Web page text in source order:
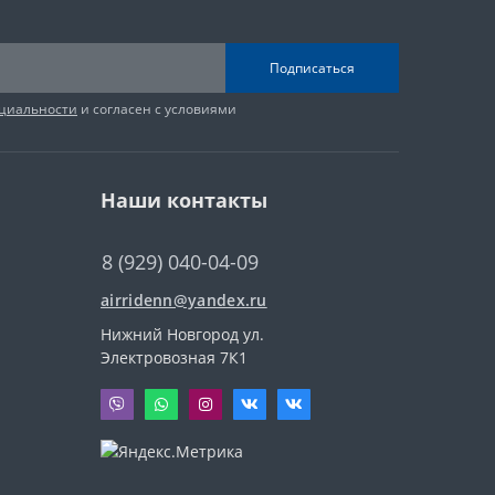
Подписаться
и согласен с условиями
Наши контакты
8 (929) 040-04-09
airridenn@yandex.ru
Нижний Новгород ул.
Электровозная 7К1